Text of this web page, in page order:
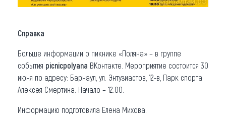
Справка
Больше информации о пикнике «Поляна» – в группе
события picnicpolyana ВКонтакте. Мероприятие состоится 30
июня по адресу: Барнаул, ул. Энтузиастов, 12-в, Парк спорта
Алексея Смертина. Начало – 12.00.
Информацию подготовила Елена Михова.